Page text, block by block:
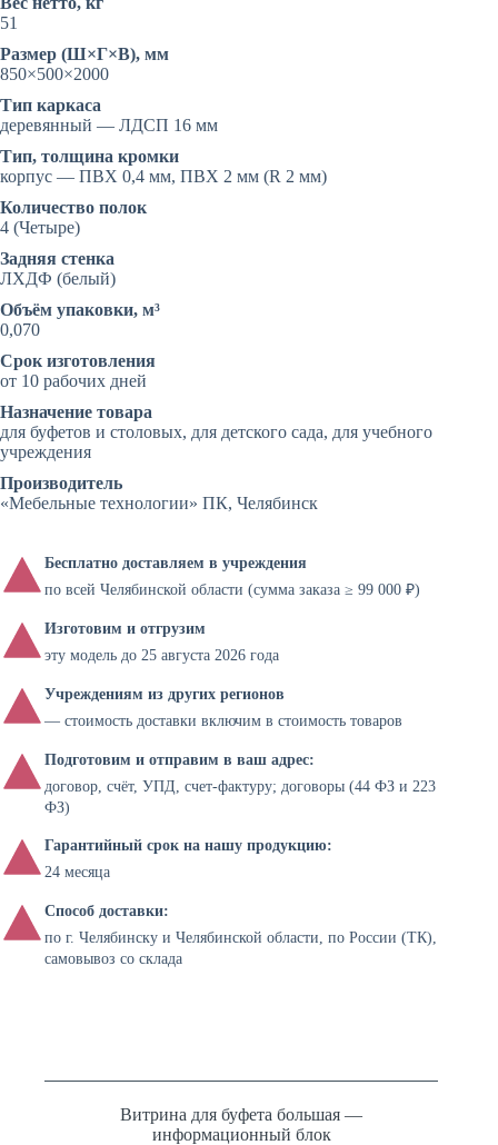
51
Размер (Ш×Г×В), мм
850×500×2000
Тип каркаса
деревянный — ЛДСП 16 мм
Тип, толщина кромки
корпус — ПВХ 0,4 мм, ПВХ 2 мм (R 2 мм)
Количество полок
4 (Четыре)
Задняя стенка
ЛХДФ (белый)
Объём упаковки, м³
0,070
Срок изготовления
от 10 рабочих дней
Назначение товара
для буфетов и столовых, для детского сада, для учебного
учреждения
Производитель
«Мебельные технологии» ПК, Челябинск
Бесплатно доставляем в учреждения
по всей Челябинской области (сумма заказа ≥ 99 000 ₽)
Изготовим и отгрузим
эту модель до 25 августа 2026 года
Учреждениям из других регионов
— стоимость доставки включим в стоимость товаров
Подготовим и отправим в ваш адрес:
договор, счёт, УПД, счет-фактуру; договоры (44 ФЗ и 223
ФЗ)
Гарантийный срок на нашу продукцию:
24 месяца
Способ доставки:
по г. Челябинску и Челябинской области, по России (ТК),
самовывоз со склада
Витрина для буфета большая —
информационный блок